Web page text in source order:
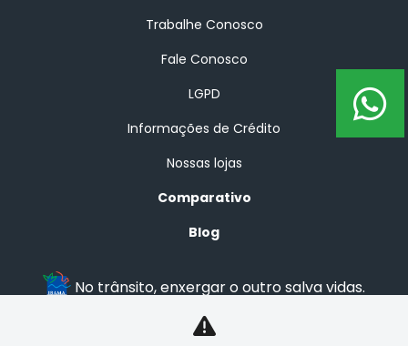
Trabalhe Conosco
Fale Conosco
LGPD
Informações de Crédito
Nossas lojas
Comparativo
Blog
No trânsito, enxergar o outro salva vidas.